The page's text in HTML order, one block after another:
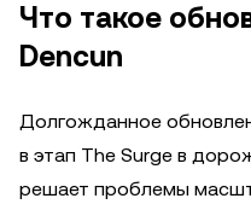
Что такое
Dencun
Долгожданное
в этап The Surge в
решает проблемы